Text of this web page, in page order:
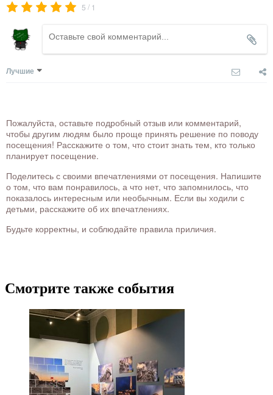
5 / 1
Лучшие
Пожалуйста, оставьте подробный отзыв или комментарий,
чтобы другим людям было проще принять решение по поводу
посещения! Расскажите о том, что стоит знать тем, кто только
планирует посещение.
Поделитесь с своими впечатлениями от посещения. Напишите
о том, что вам понравилось, а что нет, что запомнилось, что
показалось интересным или необычным. Если вы ходили с
детьми, расскажите об их впечатлениях.
Будьте корректны, и соблюдайте правила приличия.
Смотрите также события